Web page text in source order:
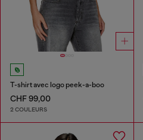
T-shirt avec logo peek-a-boo
CHF 99,00
2 COULEURS